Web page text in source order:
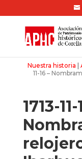
Nuestra historia |
11-16 –
1713-